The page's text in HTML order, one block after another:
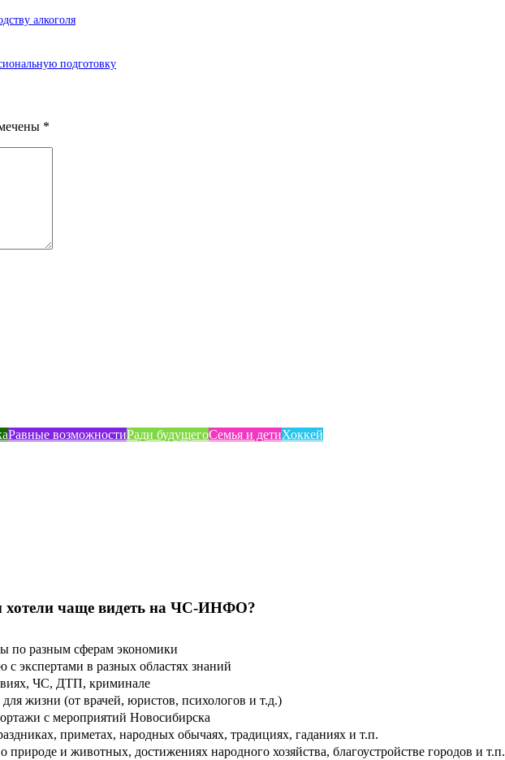
алкоголя
подготовку
*
Равные возможностиРади будущегоСемья и детиХоккей
чаще видеть на ЧС-ИНФО?
по разным сферам экономики
с экспертами в разных областях знаний
ЧС, ДТП, криминале
жизни (от врачей, юристов, психологов и т.д.)
с мероприятий Новосибирска
приметах, народных обычаях, традициях, гаданиях и т.п.
природе и животных, достижениях народного хозяйства, благоустройстве городов и т.п.